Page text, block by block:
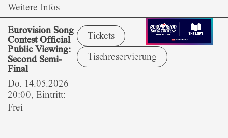
Weitere Infos
Eurovision Song
Contest Official
Public Viewing:
Second Semi-
Final
Do. 14.05.2026
20:00, Eintritt:
Frei
Tickets
Tischreservierung